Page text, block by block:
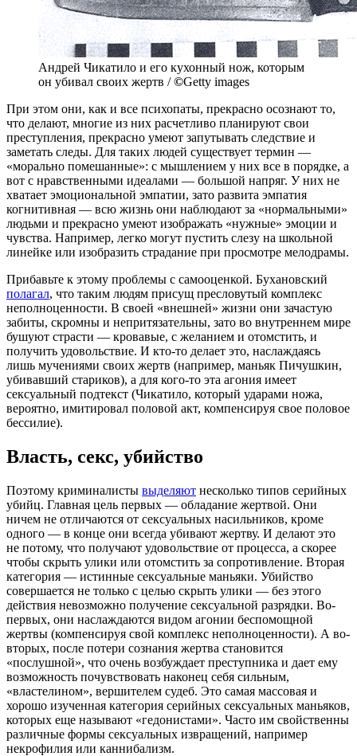
Андрей Чикатило и его кухонный нож, которым
он убивал своих жертв /©Getty images
При этом они, как и все психопаты, прекрасно осознают то,
что делают, многие из них расчетливо планируют свои
преступления, прекрасно умеют запутывать следствие и
заметать следы. Для таких людей существует термин —
«морально помешанные»: с мышлением у них все в порядке, а
вот с нравственными идеалами — большой напряг. У них не
хватает эмоциональной эмпатии, зато развита эмпатия
когнитивная — всю жизнь они наблюдают за «нормальными»
людьми и прекрасно умеют изображать «нужные» эмоции и
чувства. Например, легко могут пустить слезу на школьной
линейке или изобразить страдание при просмотре мелодрамы.
Прибавьте к этому проблемы с самооценкой. Бухановский
полагал, что таким людям присущ пресловутый комплекс
неполноценности. В своей «внешней» жизни они зачастую
забиты, скромны и непритязательны, зато во внутреннем мире
бушуют страсти — кровавые, с желанием и отомстить, и
получить удовольствие. И кто-то делает это, наслаждаясь
лишь мучениями своих жертв (например, маньяк Пичушкин,
убивавший стариков), а для кого-то эта агония имеет
сексуальный подтекст (Чикатило, который ударами ножа,
вероятно, имитировал половой акт, компенсируя свое половое
бессилие).
Власть, секс, убийство
Поэтому криминалисты выделяют несколько типов серийных
убийц. Главная цель первых — обладание жертвой. Они
ничем не отличаются от сексуальных насильников, кроме
одного — в конце они всегда убивают жертву. И делают это
не потому, что получают удовольствие от процесса, а скорее
чтобы скрыть улики или отомстить за сопротивление. Вторая
категория — истинные сексуальные маньяки. Убийство
совершается не только с целью скрыть улики — без этого
действия невозможно получение сексуальной разрядки. Во-
первых, они наслаждаются видом агонии беспомощной
жертвы (компенсируя свой комплекс неполноценности). А во-
вторых, после потери сознания жертва становится
«послушной», что очень возбуждает преступника и дает ему
возможность почувствовать наконец себя сильным,
«властелином», вершителем судеб. Это самая массовая и
хорошо изученная категория серийных сексуальных маньяков,
которых еще называют «гедонистами». Часто им свойственны
различные формы сексуальных извращений, например
некрофилия или каннибализм.